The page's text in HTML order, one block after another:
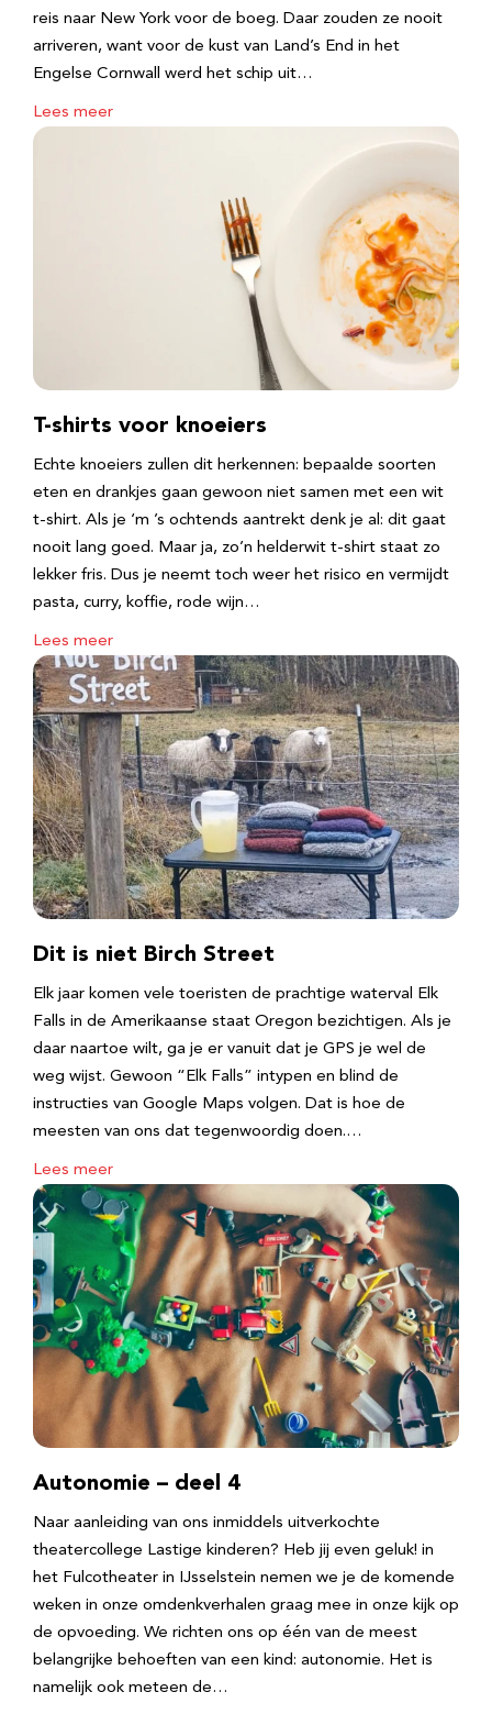
reis naar New York voor de boeg. Daar zouden ze nooit
arriveren, want voor de kust van Land’s End in het
Engelse Cornwall werd het schip uit…
Lees meer
T-shirts voor knoeiers
Echte knoeiers zullen dit herkennen: bepaalde soorten
eten en drankjes gaan gewoon niet samen met een wit
t-shirt. Als je ‘m ’s ochtends aantrekt denk je al: dit gaat
nooit lang goed. Maar ja, zo’n helderwit t-shirt staat zo
lekker fris. Dus je neemt toch weer het risico en vermijdt
pasta, curry, koffie, rode wijn…
Lees meer
Dit is niet Birch Street
Elk jaar komen vele toeristen de prachtige waterval Elk
Falls in de Amerikaanse staat Oregon bezichtigen. Als je
daar naartoe wilt, ga je er vanuit dat je GPS je wel de
weg wijst. Gewoon “Elk Falls” intypen en blind de
instructies van Google Maps volgen. Dat is hoe de
meesten van ons dat tegenwoordig doen.…
Lees meer
Autonomie – deel 4
Naar aanleiding van ons inmiddels uitverkochte
theatercollege Lastige kinderen? Heb jij even geluk! in
het Fulcotheater in IJsselstein nemen we je de komende
weken in onze omdenkverhalen graag mee in onze kijk op
de opvoeding. We richten ons op één van de meest
belangrijke behoeften van een kind: autonomie. Het is
namelijk ook meteen de…